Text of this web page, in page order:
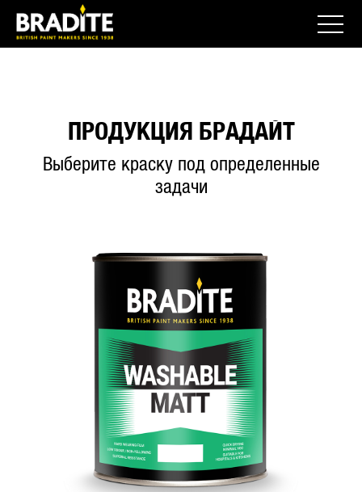
ПРОДУКЦИЯ БРАДАЙТ
Выберите краску под определенные
задачи